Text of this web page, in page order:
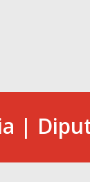
|